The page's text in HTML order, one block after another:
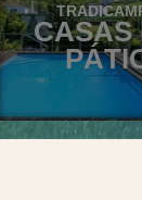
CASAS